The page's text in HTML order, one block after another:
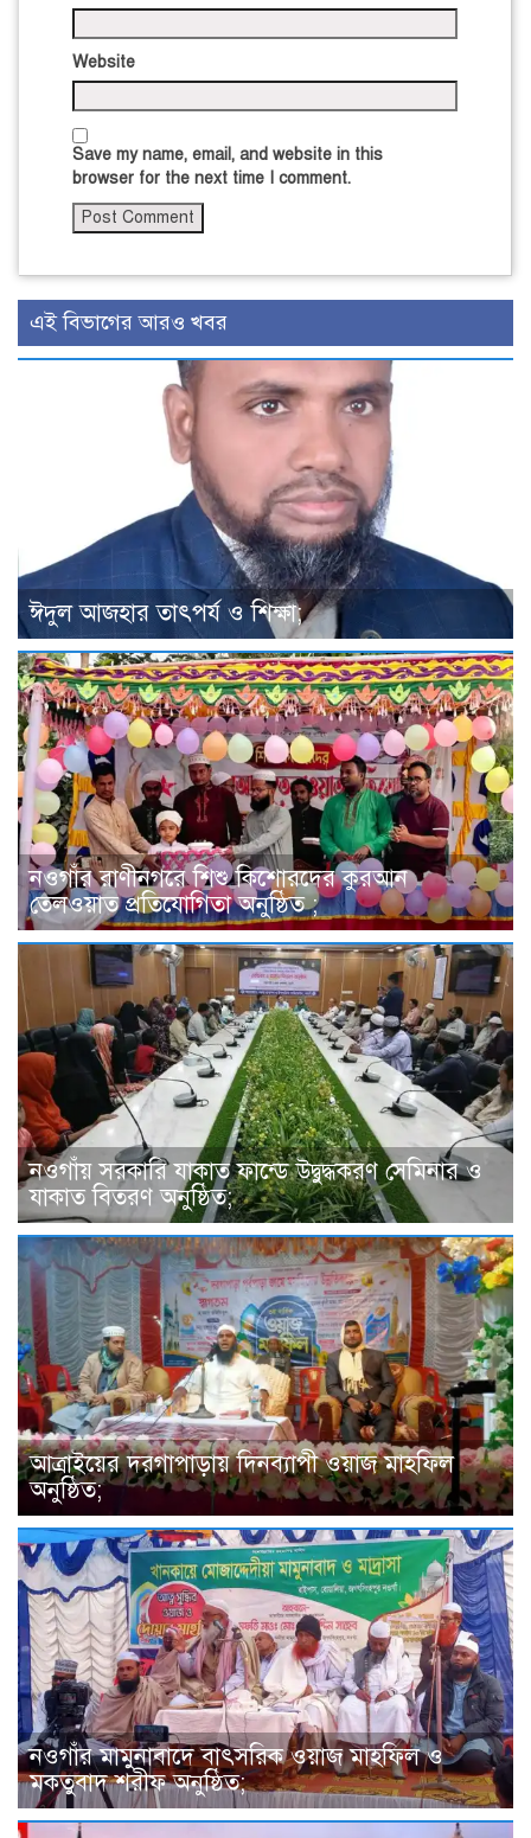
Website
Save my name, email, and website in this
browser for the next time I comment.
এই বিভাগের আরও খবর
ঈদুল আজহার তাৎপর্য ও শিক্ষা;
নওগাঁর রাণীনগরে শিশু কিশোরদের কুরআন
তেলওয়াত প্রতিযোগিতা অনুষ্ঠিত ;
নওগাঁয় সরকারি যাকাত ফান্ডে উদ্বুদ্ধকরণ সেমিনার ও
যাকাত বিতরণ অনুষ্ঠিত;
আত্রাইয়ের দরগাপাড়ায় দিনব্যাপী ওয়াজ মাহফিল
অনুষ্ঠিত;
নওগাঁর মামুনাবাদে বাৎসরিক ওয়াজ মাহফিল ও
মকতুবাদ শরীফ অনুষ্ঠিত;